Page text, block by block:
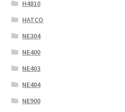
H4810
HATCO
NE304
NE400
NE403
NE404
NE900